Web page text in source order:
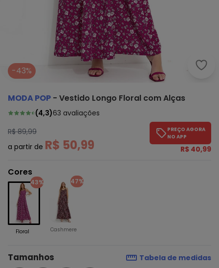
-43%
MODA POP - Vestido Longo Floral com Alças
(4,3)63 avaliações
R$ 89,99
a partir de R$ 50,99
PREÇO AGORA
NO APP
R$ 40,99
Cores
43%
Floral
47%
Cashmere
Tamanhos Tabela de medidas